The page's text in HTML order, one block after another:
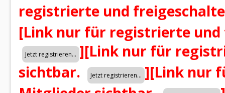
registrierte und
[Link nur für registrierte
][Link nur für
sichtbar.
][Link nur